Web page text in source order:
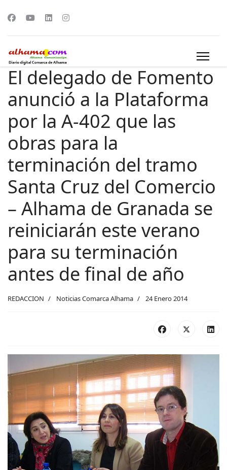
El delegado de Fomento
anunció a la Plataforma
por la A-402 que las
obras para la
terminación del tramo
Santa Cruz del Comercio
– Alhama de Granada se
reiniciarán este verano
para su terminación
antes de final de año
REDACCION Noticias Comarca Alhama 24 Enero 2014